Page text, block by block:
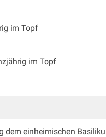
im Topf
im Topf
einheimischen